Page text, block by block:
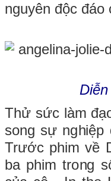
nguyên độc đáo
Thử sức làm
song sự nghiệp
Trước phim về
ba phim trong